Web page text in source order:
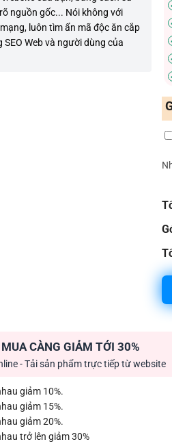
nguồn gốc... Nói không với
luôn tìm ẩn mã độc ăn cắp
Web và người dùng của
CÀNG GIẢM TỚI 30%
- Tải sản phẩm trực tiếp từ website
giảm 10%.
giảm 15%.
giảm 20%.
trở lên giảm 30%